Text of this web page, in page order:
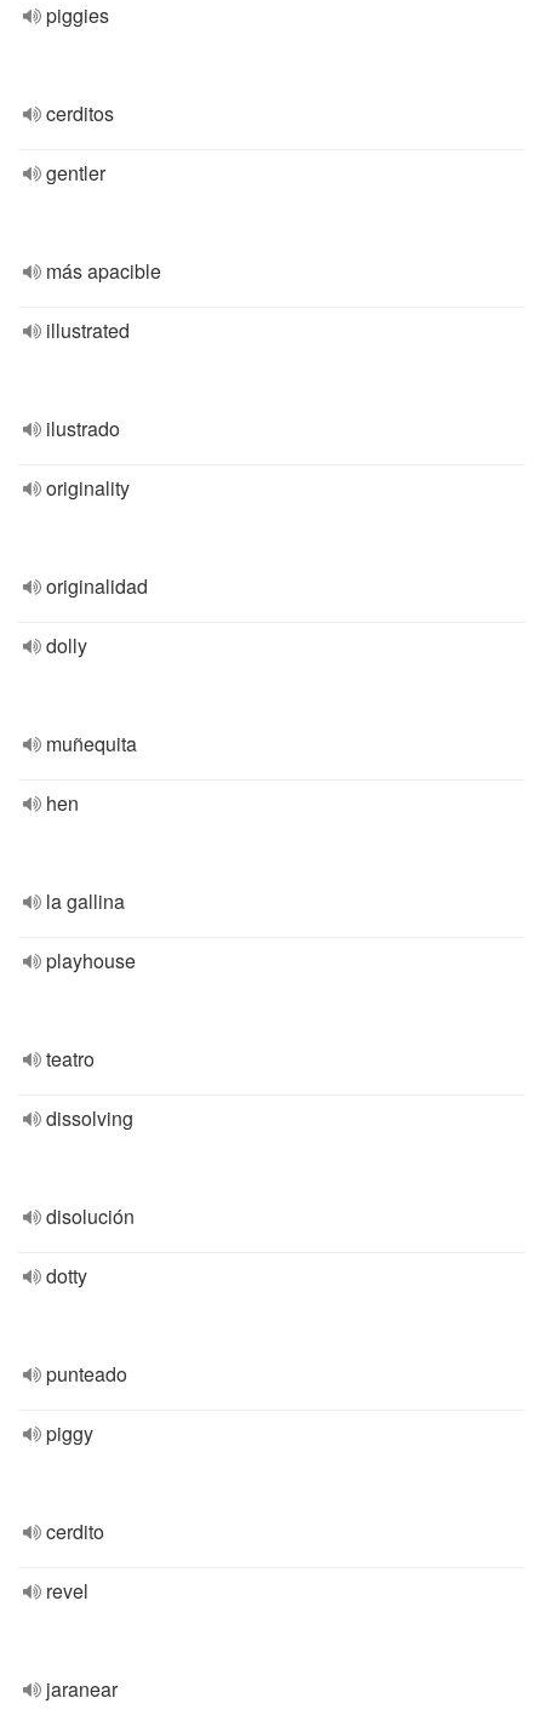
piggies
cerditos
gentler
más apacible
illustrated
ilustrado
originality
originalidad
dolly
muñequita
hen
la gallina
playhouse
teatro
dissolving
disolución
dotty
punteado
piggy
cerdito
revel
jaranear